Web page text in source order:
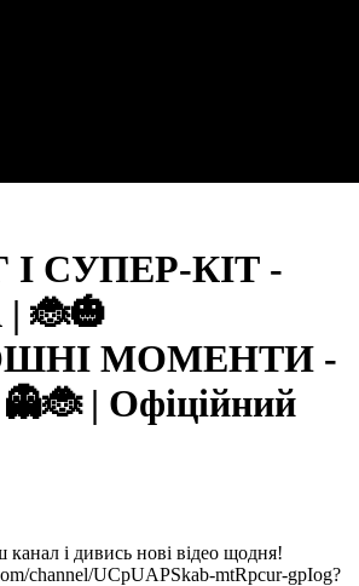
І СУПЕР-КІТ -
🐞🎃
МОМЕНТИ -
| Офіційний
і дивись нові відео щодня!
channel/UCpUAPSkab-mtRpcur-gpIog?